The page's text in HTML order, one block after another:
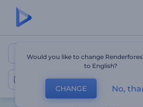
映画のイントロと
映画予告編
Would you like to change
to English?
CHANGE No,